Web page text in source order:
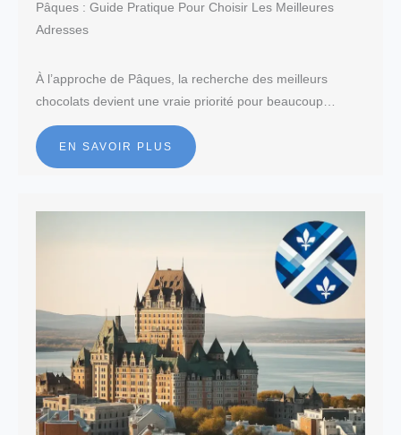
Pâques : Guide Pratique Pour Choisir Les Meilleures
Adresses
À l’approche de Pâques, la recherche des meilleurs
chocolats devient une vraie priorité pour beaucoup…
EN SAVOIR PLUS